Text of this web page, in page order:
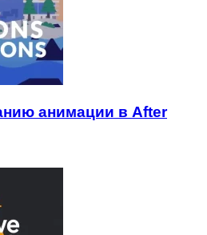
анимации в After